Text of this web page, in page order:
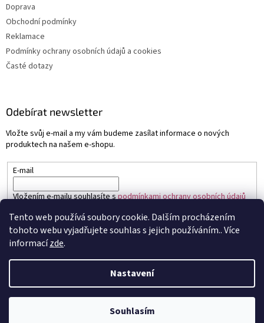
Tento web používá soubory cookie. Dalším procházením
tohoto webu vyjadřujete souhlas s jejich používáním.. Více
informacízde.
Nastavení
Souhlasím
Doprava
Obchodní podmínky
Reklamace
Podmínky ochrany osobních údajů a cookies
Časté dotazy
Odebírat newsletter
Vložte svůj e-mail a my vám budeme zasílat informace o nových
produktech na našem e-shopu.
E-mail
Vložením e-mailu souhlasíte spodmínkami ochrany osobních údajů
PŘIHLÁSIT SE
Vytvořil Shoptet
Sapo.cz. Všechna práva vyhrazena.